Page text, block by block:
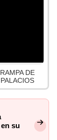
DE
su